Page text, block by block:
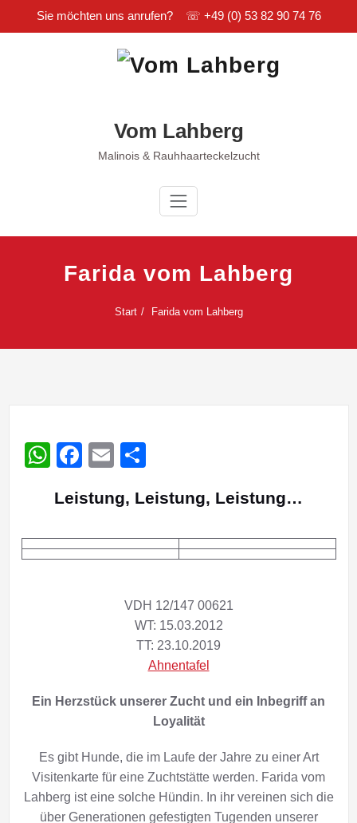
Sie möchten uns anrufen? ☏ +49 (0) 53 82 90 74 76
Vom Lahberg
Malinois & Rauhhaarteckelzucht
Farida vom Lahberg
Start Farida vom Lahberg
WhatsApp
Facebook
Email
Leistung, Leistung, Leistung…
VDH 12/147 00621
WT: 15.03.2012
TT: 23.10.2019
Ahnentafel
Ein Herzstück unserer Zucht und ein Inbegriff an
Loyalität
Es gibt Hunde, die im Laufe der Jahre zu einer Art
Visitenkarte für eine Zuchtstätte werden. Farida vom
Lahberg ist eine solche Hündin. In ihr vereinen sich die
über Generationen gefestigten Tugenden unserer